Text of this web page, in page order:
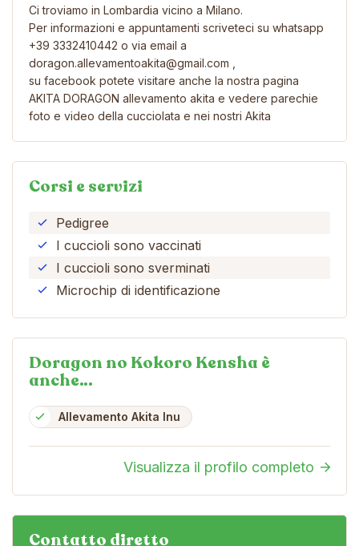
Ci troviamo in Lombardia vicino a Milano.
Per informazioni e appuntamenti scriveteci su whatsapp
+39 3332410442 o via email a
doragon.allevamentoakita@gmail.com ,
su facebook potete visitare anche la nostra pagina
AKITA DORAGON allevamento akita e vedere parechie
foto e video della cucciolata e nei nostri Akita
Corsi e servizi
Pedigree
I cuccioli sono vaccinati
I cuccioli sono sverminati
Microchip di identificazione
Doragon no Kokoro Kensha è
anche…
Allevamento Akita Inu
Visualizza il profilo completo
Contatto diretto